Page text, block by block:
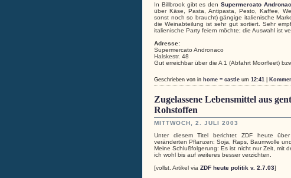
In Billbrook gibt es den Supermercato
über Käse, Pasta, Antipasta, Pesto, Kaffee,
sonst noch so braucht) gängige italienische
die Weinabteilung ist sehr gut sortiert. Sehr
italienische Party feiern möchte; die Auswahl ist
Adresse:
Supermercato Andronaco
Halskestr. 48
Gut erreichbar über die A 1 (Abfahrt Moorfleet)
Geschrieben von in home = castleum 12:41
Zugelassene Lebensmittel aus
Rohstoffen
MITTWOCH, 2. JULI 2003
Unter diesem Titel berichtet ZDF heute
veränderten Pflanzen: Soja, Raps, Baumwolle
Meine Schlußfolgerung: Es ist nicht nur Zeit, mit
ich wohl bis auf weiteres besser verzichten.
[vollst. Artikel via ZDF heute politik v. 2.7.03]